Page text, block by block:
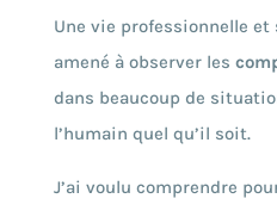
Une vie professionnelle
amené à observer les
dans beaucoup de
l’humain quel qu’il soit.
J’ai voulu comprendre